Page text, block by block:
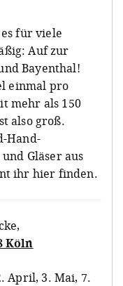
für viele
Auf zur
Bayenthal!
einmal pro
mehr als 150
also groß.
Hand-
Gläser aus
ihr hier finden.
,
Köln
April, 3. Mai, 7.